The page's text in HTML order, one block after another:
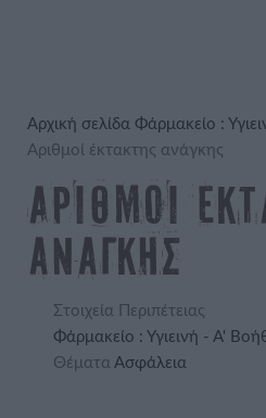
Αρχική σελίδα Φάρμακείο :
Αριθμοί έκτακτης ανάγκης
Αριθμοί
ανάγκης
Στοιχεία Περιπέτειας
Φάρμακείο : Υγιεινή - Α'
Θέματα Ασφάλεια